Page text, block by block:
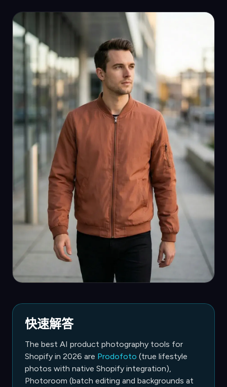
快速解答
The best AI product photography tools for
Shopify in 2026 are Prodofoto (true lifestyle
photos with native Shopify integration),
Photoroom (batch editing and backgrounds at